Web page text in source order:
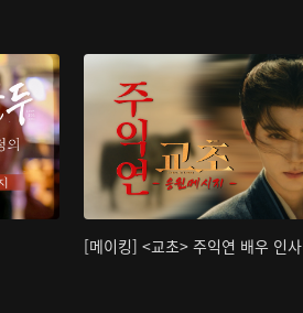
[메이킹] <교초> 주익연 배우 인사